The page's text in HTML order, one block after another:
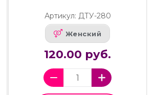
Артикул: ДТУ-280
Женский
120.00 руб.